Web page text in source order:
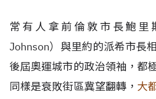
常有人拿前倫敦市長鮑里
Johnson）與里約的派希市長
後屆奧運城市的政治領袖，都
同樣是衰敗街區冀望翻轉， 大